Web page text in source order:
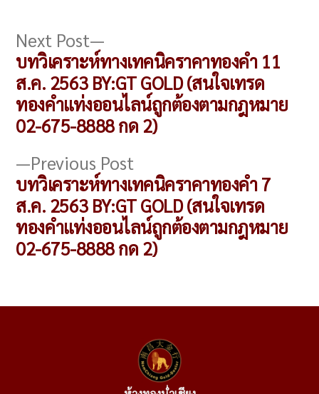
แนะแนว
เรื่อง
Previous Post
post:
บทวิเคราะห์ทางเทคนิคราคาทองคำ 7
ส.ค. 2563 BY:GT GOLD (สนใจเทรด
ทองคำแท่งออนไลน์ถูกต้องตามกฎหมาย
02-675-8888 กด 2)
Next Post
post:
บทวิเคราะห์ทางเทคนิคราคาทองคำ 11
ส.ค. 2563 BY:GT GOLD (สนใจเทรด
ทองคำแท่งออนไลน์ถูกต้องตามกฎหมาย
02-675-8888 กด 2)